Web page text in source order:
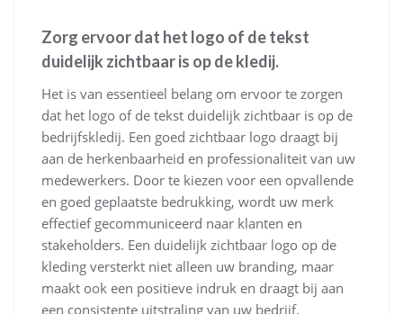
Zorg ervoor dat het logo of de tekst
duidelijk zichtbaar is op de kledij.
Het is van essentieel belang om ervoor te zorgen
dat het logo of de tekst duidelijk zichtbaar is op de
bedrijfskledij. Een goed zichtbaar logo draagt bij
aan de herkenbaarheid en professionaliteit van uw
medewerkers. Door te kiezen voor een opvallende
en goed geplaatste bedrukking, wordt uw merk
effectief gecommuniceerd naar klanten en
stakeholders. Een duidelijk zichtbaar logo op de
kleding versterkt niet alleen uw branding, maar
maakt ook een positieve indruk en draagt bij aan
een consistente uitstraling van uw bedrijf.